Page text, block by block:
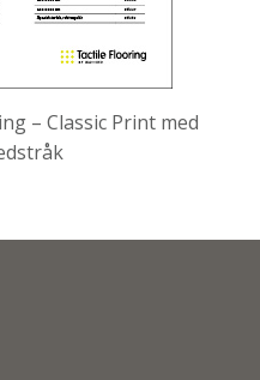
– Classic Print med